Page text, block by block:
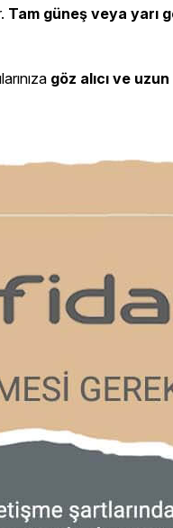
Tam güneş veya yarı
göz alıcı ve